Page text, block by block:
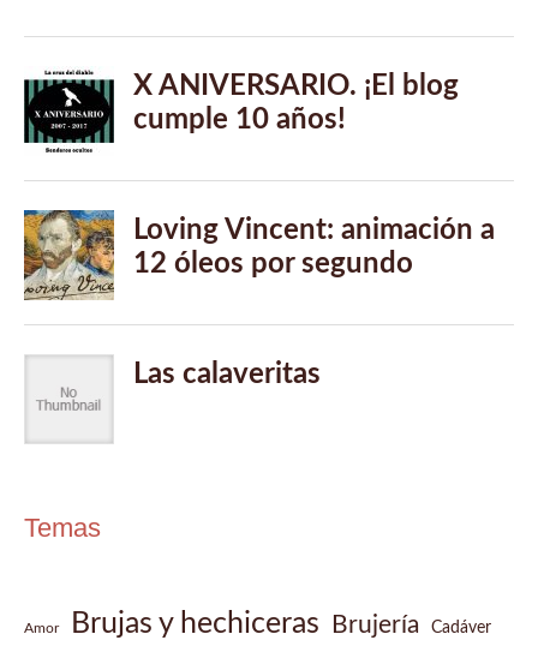
Temas
Amor Brujas y hechiceras Brujería Cadáver